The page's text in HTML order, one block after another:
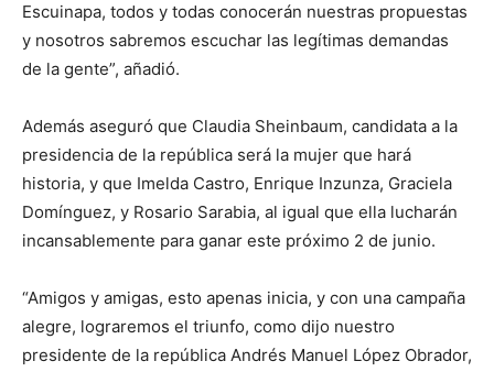
Escuinapa, todos y todas conocerán nuestras propuestas
y nosotros sabremos escuchar las legítimas demandas
de la gente”, añadió.
Además aseguró que Claudia Sheinbaum, candidata a la
presidencia de la república será la mujer que hará
historia, y que Imelda Castro, Enrique Inzunza, Graciela
Domínguez, y Rosario Sarabia, al igual que ella lucharán
incansablemente para ganar este próximo 2 de junio.
“Amigos y amigas, esto apenas inicia, y con una campaña
alegre, lograremos el triunfo, como dijo nuestro
presidente de la república Andrés Manuel López Obrador,